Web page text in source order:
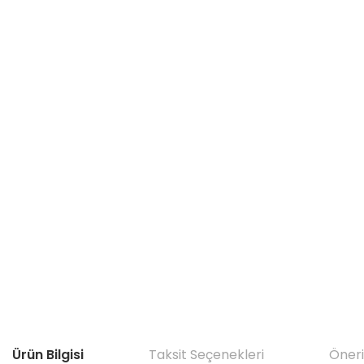
Ürün Bilgisi Taksit Seçenekleri